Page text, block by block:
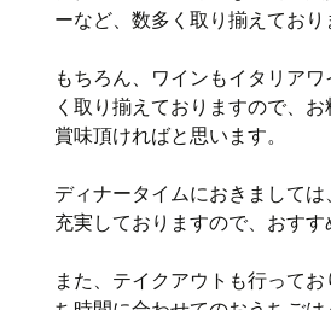
ーなど、数多く取り揃えており
もちろん、ワインもイタリア
く取り揃えておりますので、
賞味頂ければと思います。
ディナータイムにおきまして
充実しておりますので、おすす
また、テイクアウトも行ってお